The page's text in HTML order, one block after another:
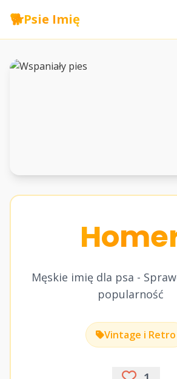
🐕Psie Imię
Męskie imię dla psa -
popularność
Vintage i Retro